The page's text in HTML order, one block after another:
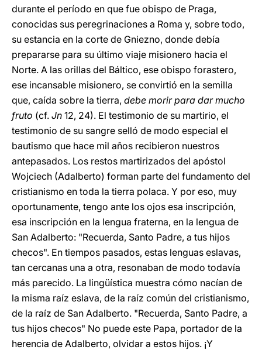
durante el período en que fue obispo de Praga,
conocidas sus peregrinaciones a Roma y, sobre todo,
su estancia en la corte de Gniezno, donde debía
prepararse para su último viaje misionero hacia el
Norte. A las orillas del Báltico, ese obispo forastero,
ese incansable misionero, se convirtió en la semilla
que, caída sobre la tierra, debe morir para dar mucho
fruto (cf. Jn 12, 24). El testimonio de su martirio, el
testimonio de su sangre selló de modo especial el
bautismo que hace mil años recibieron nuestros
antepasados. Los restos martirizados del apóstol
Wojciech (Adalberto) forman parte del fundamento del
cristianismo en toda la tierra polaca. Y por eso, muy
oportunamente, tengo ante los ojos esa inscripción,
esa inscripción en la lengua fraterna, en la lengua de
San Adalberto: "Recuerda, Santo Padre, a tus hijos
checos". En tiempos pasados, estas lenguas eslavas,
tan cercanas una a otra, resonaban de modo todavía
más parecido. La lingüística muestra cómo nacían de
la misma raíz eslava, de la raíz común del cristianismo,
de la raíz de San Adalberto. "Recuerda, Santo Padre, a
tus hijos checos" No puede este Papa, portador de la
herencia de Adalberto, olvidar a estos hijos. ¡Y